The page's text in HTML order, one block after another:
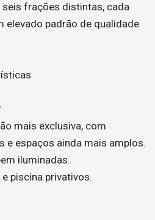
frações distintas, cada
elevado padrão de qualidade
mais exclusiva, com
e espaços ainda mais amplos.
iluminadas.
piscina privativos.